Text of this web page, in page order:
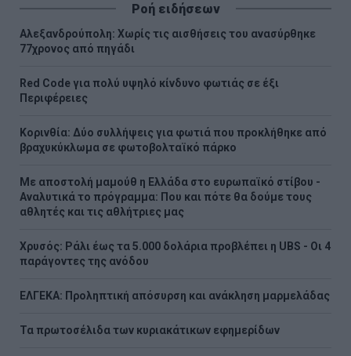
Ροή ειδήσεων
Αλεξανδρούπολη: Χωρίς τις αισθήσεις του ανασύρθηκε
77χρονος από πηγάδι
Red Code για πολύ υψηλό κίνδυνο φωτιάς σε έξι
Περιφέρειες
Κορινθία: Δύο συλλήψεις για φωτιά που προκλήθηκε από
βραχυκύκλωμα σε φωτοβολταϊκό πάρκο
Με αποστολή μαμούθ η Ελλάδα στο ευρωπαϊκό στίβου -
Αναλυτικά το πρόγραμμα: Που και πότε θα δούμε τους
αθλητές και τις αθλήτριες μας
Χρυσός: Ράλι έως τα 5.000 δολάρια προβλέπει η UBS - Οι 4
παράγοντες της ανόδου
ΕΛΓΕΚΑ: Προληπτική απόσυρση και ανάκληση μαρμελάδας
Τα πρωτοσέλιδα των κυριακάτικων εφημερίδων